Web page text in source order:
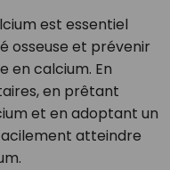
est essentiel
osseuse et prévenir
en calcium. En
en prêtant
et en adoptant un
atteindre